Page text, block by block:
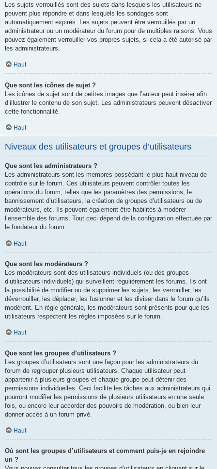
Les sujets verrouillés sont des sujets dans lesquels les utilisateurs ne
peuvent plus répondre et dans lesquels les sondages sont
automatiquement expirés. Les sujets peuvent être verrouillés par un
administrateur ou un modérateur du forum pour de multiples raisons. Vous
pouvez également verrouiller vos propres sujets, si cela a été autorisé par
les administrateurs.
Haut
Que sont les icônes de sujet ?
Les icônes de sujet sont de petites images que l’auteur peut insérer afin
d’illustrer le contenu de son sujet. Les administrateurs peuvent désactiver
cette fonctionnalité.
Haut
Niveaux des utilisateurs et groupes d’utilisateurs
Que sont les administrateurs ?
Les administrateurs sont les membres possédant le plus haut niveau de
contrôle sur le forum. Ces utilisateurs peuvent contrôler toutes les
opérations du forum, telles que les paramètres des permissions, le
bannissement d’utilisateurs, la création de groupes d’utilisateurs ou de
modérateurs, etc. Ils peuvent également être habilités à modérer
l’ensemble des forums. Tout ceci dépend de la configuration effectuée par
le fondateur du forum.
Haut
Que sont les modérateurs ?
Les modérateurs sont des utilisateurs individuels (ou des groupes
d’utilisateurs individuels) qui surveillent régulièrement les forums. Ils ont
la possibilité de modifier ou de supprimer les sujets, les verrouiller, les
déverrouiller, les déplacer, les fusionner et les diviser dans le forum qu’ils
modèrent. En règle générale, les modérateurs sont présents pour que les
utilisateurs respectent les règles imposées sur le forum.
Haut
Que sont les groupes d’utilisateurs ?
Les groupes d’utilisateurs sont une façon pour les administrateurs du
forum de regrouper plusieurs utilisateurs. Chaque utilisateur peut
appartenir à plusieurs groupes et chaque groupe peut détenir des
permissions individuelles. Ceci facilite les tâches aux administrateurs qui
pourront modifier les permissions de plusieurs utilisateurs en une seule
fois, ou encore leur accorder des pouvoirs de modération, ou bien leur
donner accès à un forum privé.
Haut
Où sont les groupes d’utilisateurs et comment puis-je en rejoindre
un ?